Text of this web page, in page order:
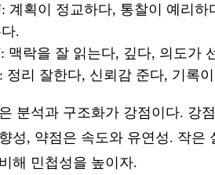
: 계획이 정교하다, 통찰이 예리하
.
: 맥락을 잘 읽는다, 깊다, 의도가
: 정리 잘한다, 신뢰감 준다, 기록
분석과 구조화가 강점이다. 강
성, 약점은 속도와 유연성. 작은
해 민첩성을 높이자.